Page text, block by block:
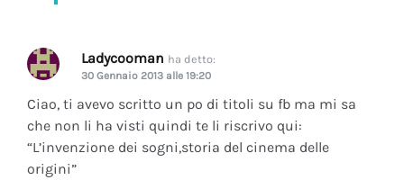
Ladycooman ha detto:
30 Gennaio 2013 alle 19:20
Ciao, ti avevo scritto un po di titoli su fb ma mi sa
che non li ha visti quindi te li riscrivo qui:
“L’invenzione dei sogni,storia del cinema delle
origini”